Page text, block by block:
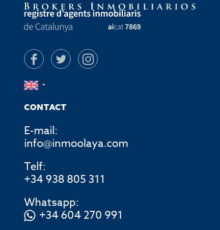
CONTACT
E-mail:
info@inmoolaya.com
Telf:
+34 938 805 311
Whatsapp:
+34 604 270 991